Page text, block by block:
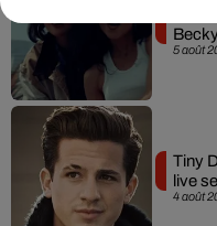
5 août
4 août
Tiny
live